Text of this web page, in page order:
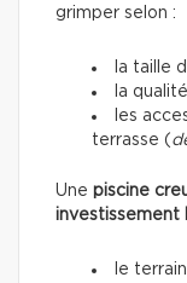
grimper selon :
la taille
la
les
terrasse (
Une piscine
investissement
le